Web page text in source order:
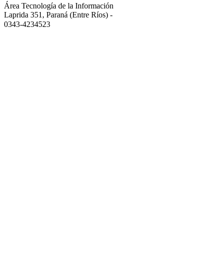
Área Tecnología de la Información
Laprida 351, Paraná (Entre Ríos) -
0343-4234523